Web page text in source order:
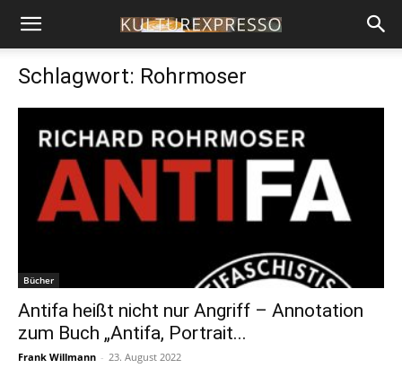
Schlagwort: Rohrmoser
Bücher
Antifa heißt nicht nur Angriff – Annotation
zum Buch „Antifa, Portrait...
Frank Willmann - 23. August 2022